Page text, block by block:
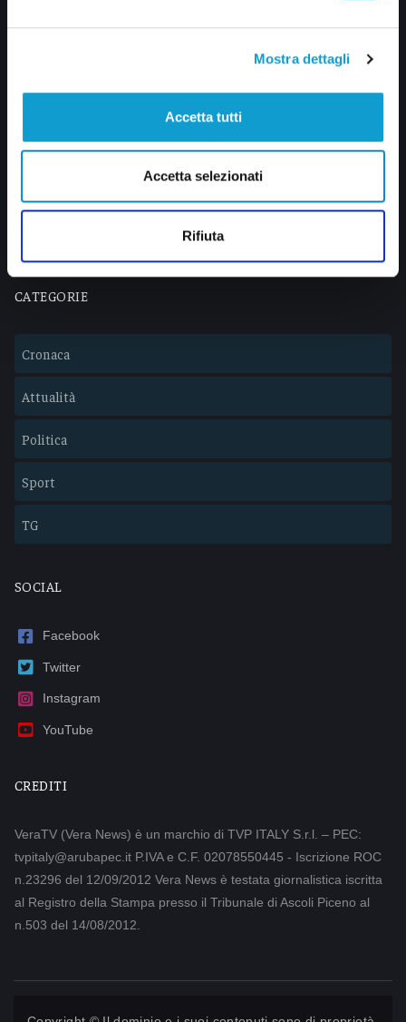
Mostra dettagli
Accetta tutti
Accetta selezionati
Rifiuta
Lavora con noi
CATEGORIE
Cronaca
Attualità
Politica
Sport
TG
SOCIAL
Facebook
Twitter
Instagram
YouTube
CREDITI
VeraTV (Vera News) è un marchio di TVP ITALY S.r.l. – PEC:
tvpitaly@arubapec.it P.IVA e C.F. 02078550445 - Iscrizione ROC
n.23296 del 12/09/2012 Vera News è testata giornalistica iscritta
al Registro della Stampa presso il Tribunale di Ascoli Piceno al
n.503 del 14/08/2012.